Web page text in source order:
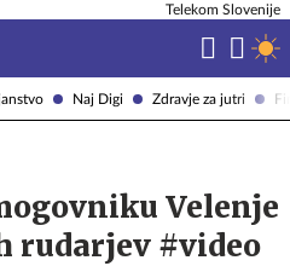
Naj Digi Zdravje za jutri
Telekom Slovenije
Velenje
rudarjev #video